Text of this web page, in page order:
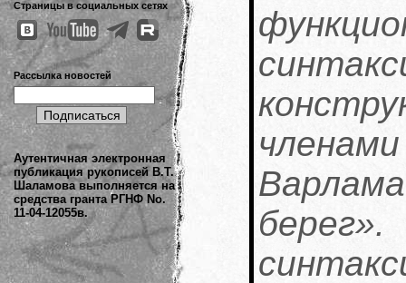
Страницы в социальных сетях
Рассылка новостей
Аутентичная электронная
публикация рукописей В.Т.
Шаламова выполняется на
средства гранта РГНФ No.
11-04-12055в.